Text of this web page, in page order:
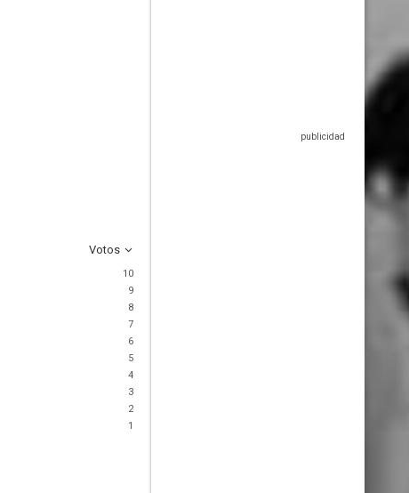
Votos
10
9
8
7
6
5
4
3
2
1